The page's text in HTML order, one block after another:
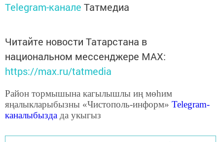
Telegram-канале Татмедиа
Читайте новости Татарстана в
национальном мессенджере MАХ:
https://max.ru/tatmedia
Район тормышына кагылышлы иң мөһим
яңалыкларыбызны «Чистополь-информ» Telegram-
каналыбызда да укыгыз